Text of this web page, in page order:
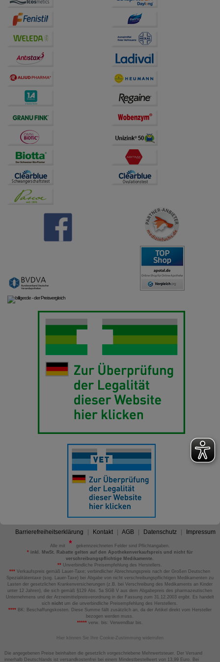
auf unserer Website aber auch die Werbung auf
Drittseiten möglichst relevant für Sie zu gestalten.
Bitte beachten Sie, dass Daten hierfür teilweise an
Dritte wie z.B. Google oder soziale Medien
übertragen werden.
Barrierefreiheitserklärung Kontakt AGB Datenschutz Impressum
Alle mit
gekennzeichneten Felder sind Pflichtangaben.
*inkl. MwSt. Rabatte gelten auf den Apothekenverkaufspreis und nicht für
verschreibungspflichtige Medikamente.
** Unverbindliche Preisempfehlung des Herstellers.
*** Verkaufspreis gemäß Lauer-Taxe; verbindlicher Abrechnungspreis nach der Großen Deutschen
Spezialitätentaxe (sog. Lauer-Taxe) bei Abgabe von nicht verschreibungspflichtigen Medikamenten zu
Lasten der gesetzlichen Krankenversicherungen (z.B. bei Verschreibung des Medikaments an Kinder
unter 12 Jahren), die sich gemäß §129 Abs. 5a SGB V aus dem Abgabepreis des pharmazeutischen
Unternehmens und der Arzneimittelpreisverordnung in der Fassung zum 31.12.2003 ergibt. Es handelt
sich nicht um die unverbindliche Preisempfehlung des Herstellers.
****BK: Beschaffungskosten. Diese Summe fällt zusätzlich an, da der Artikel direkt vom Hersteller
bezogen werden muss.
*****verw. bis: Verwendbar bis.
Hier können Sie Ihre Cookie-Zustimmung widerrufen
Die angegebenen Preise beinhalten die gesetzlich vorgeschriebene Mehrwertsteuer. Der Versand
innerhalb Deutschlands ist versandkostenfrei bei einem Mindestbestellwert von 13,99 Euro. Bei